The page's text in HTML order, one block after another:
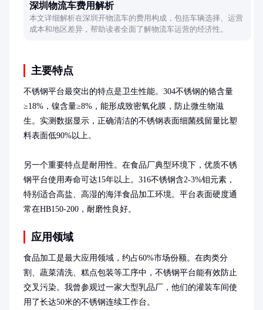
深圳物流车费用解析
本文详细解析在深圳开物流车的费用构成，包括车辆选择、运营
成本和地区差异，帮助读者全面了解物流车运营的经济性。
主要特点
不锈钢平台最突出的特点是卫生性能。304不锈钢的铬含量
≥18%，镍含量≥8%，能形成致密氧化膜，防止微生物滋
生。实测数据显示，正确清洁的不锈钢表面细菌残留量比塑
料表面低90%以上。
另一个重要特点是耐用性。在食品厂典型环境下，优质不锈
钢平台使用寿命可达15年以上。316不锈钢含2-3%钼元素，
特别适合高盐、高湿的海洋食品加工环境。平台表面硬度通
常在HB150-200，耐磨性良好。
应用领域
食品加工是最大应用领域，约占60%市场份额。在肉类分
割、蔬菜清洗、糕点包装等工序中，不锈钢平台能有效防止
交叉污染。我曾参观过一家大型乳品厂，他们的灌装车间使
用了长达50米的不锈钢连续工作台。